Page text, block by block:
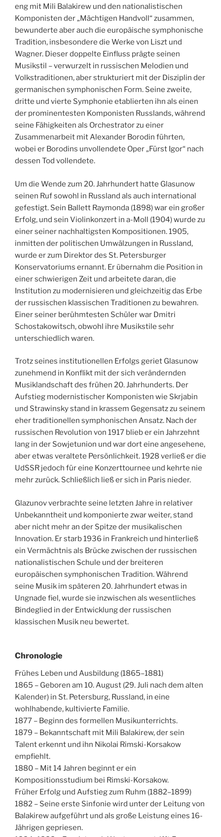
eng mit Mili Balakirew und den nationalistischen
Komponisten der „Mächtigen Handvoll“ zusammen,
bewunderte aber auch die europäische symphonische
Tradition, insbesondere die Werke von Liszt und
Wagner. Dieser doppelte Einfluss prägte seinen
Musikstil – verwurzelt in russischen Melodien und
Volkstraditionen, aber strukturiert mit der Disziplin der
germanischen symphonischen Form. Seine zweite,
dritte und vierte Symphonie etablierten ihn als einen
der prominentesten Komponisten Russlands, während
seine Fähigkeiten als Orchestrator zu einer
Zusammenarbeit mit Alexander Borodin führten,
wobei er Borodins unvollendete Oper „Fürst Igor“ nach
dessen Tod vollendete.
Um die Wende zum 20. Jahrhundert hatte Glasunow
seinen Ruf sowohl in Russland als auch international
gefestigt. Sein Ballett Raymonda (1898) war ein großer
Erfolg, und sein Violinkonzert in a-Moll (1904) wurde zu
einer seiner nachhaltigsten Kompositionen. 1905,
inmitten der politischen Umwälzungen in Russland,
wurde er zum Direktor des St. Petersburger
Konservatoriums ernannt. Er übernahm die Position in
einer schwierigen Zeit und arbeitete daran, die
Institution zu modernisieren und gleichzeitig das Erbe
der russischen klassischen Traditionen zu bewahren.
Einer seiner berühmtesten Schüler war Dmitri
Schostakowitsch, obwohl ihre Musikstile sehr
unterschiedlich waren.
Trotz seines institutionellen Erfolgs geriet Glasunow
zunehmend in Konflikt mit der sich verändernden
Musiklandschaft des frühen 20. Jahrhunderts. Der
Aufstieg modernistischer Komponisten wie Skrjabin
und Strawinsky stand in krassem Gegensatz zu seinem
eher traditionellen symphonischen Ansatz. Nach der
russischen Revolution von 1917 blieb er ein Jahrzehnt
lang in der Sowjetunion und war dort eine angesehene,
aber etwas veraltete Persönlichkeit. 1928 verließ er die
UdSSR jedoch für eine Konzerttournee und kehrte nie
mehr zurück. Schließlich ließ er sich in Paris nieder.
Glazunov verbrachte seine letzten Jahre in relativer
Unbekanntheit und komponierte zwar weiter, stand
aber nicht mehr an der Spitze der musikalischen
Innovation. Er starb 1936 in Frankreich und hinterließ
ein Vermächtnis als Brücke zwischen der russischen
nationalistischen Schule und der breiteren
europäischen symphonischen Tradition. Während
seine Musik im späteren 20. Jahrhundert etwas in
Ungnade fiel, wurde sie inzwischen als wesentliches
Bindeglied in der Entwicklung der russischen
klassischen Musik neu bewertet.
Chronologie
Frühes Leben und Ausbildung (1865–1881)
1865 – Geboren am 10. August (29. Juli nach dem alten
Kalender) in St. Petersburg, Russland, in eine
wohlhabende, kultivierte Familie.
1877 – Beginn des formellen Musikunterrichts.
1879 – Bekanntschaft mit Mili Balakirew, der sein
Talent erkennt und ihn Nikolai Rimski-Korsakow
empfiehlt.
1880 – Mit 14 Jahren beginnt er ein
Kompositionsstudium bei Rimski-Korsakow.
Früher Erfolg und Aufstieg zum Ruhm (1882–1899)
1882 – Seine erste Sinfonie wird unter der Leitung von
Balakirew aufgeführt und als große Leistung eines 16-
Jährigen gepriesen.